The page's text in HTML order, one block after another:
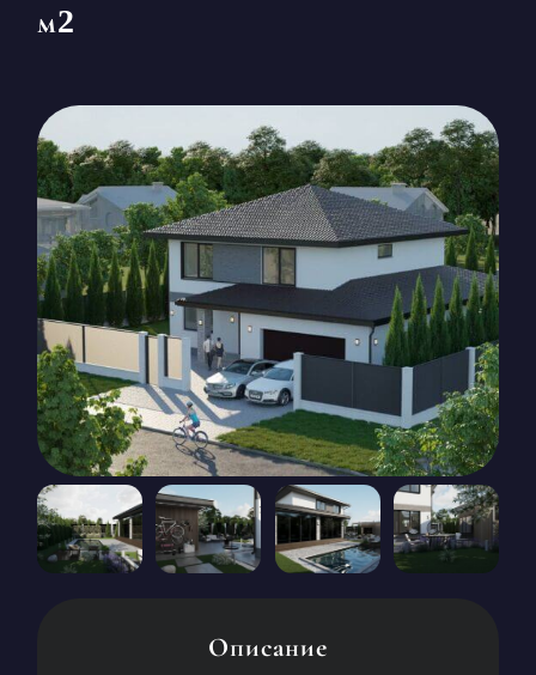
СТОИМОСТЬ
О КОМПАНИИ
КОНТАКТЫ
БЛОГ
RU UK
+380671500551
Заказать звонок сейчас
м2
Описание